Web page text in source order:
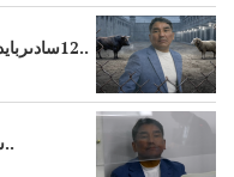
12سادىربايدىتاعىسى كەلە12نجىلعاۇقا مەس..
سوتتولەنگەناپتار ايىبە؟ۋ تسوتتاعىا..